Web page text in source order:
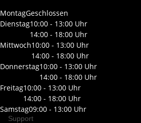
MontagGeschlossen
Dienstag10:00 - 13:00 Uhr
14:00 - 18:00 Uhr
Mittwoch10:00 - 13:00 Uhr
14:00 - 18:00 Uhr
Donnerstag10:00 - 13:00 Uhr
14:00 - 18:00 Uhr
Freitag10:00 - 13:00 Uhr
14:00 - 18:00 Uhr
Samstag09:00 - 13:00 Uhr
Support